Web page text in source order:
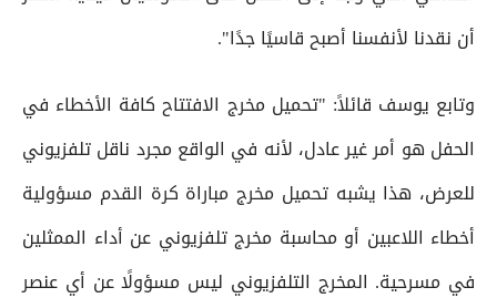
أن نقدنا لأنفسنا أصبح قاسيًا جدًا".
وتابع يوسف قائلاً: "تحميل مخرج الافتتاح كافة الأخطاء في
الحفل هو أمر غير عادل، لأنه في الواقع مجرد ناقل تلفزيوني
للعرض، هذا يشبه تحميل مخرج مباراة كرة القدم مسؤولية
أخطاء اللاعبين أو محاسبة مخرج تلفزيوني عن أداء الممثلين
في مسرحية. المخرج التلفزيوني ليس مسؤولًا عن أي عنصر